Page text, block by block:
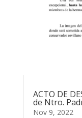
ACTO DE
de Ntro.
Nov 9, 2022